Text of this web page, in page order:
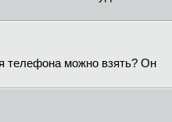
телефона можно взять? Он